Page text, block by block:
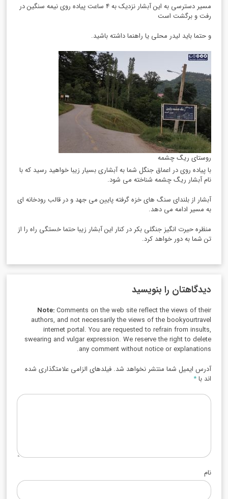
مسیر دسترسی به این آبشار نزدیک به 4 ساعت پیاده روی نیمه سنگین در
رفت و برگشت است
و حتما باید لیدر محلی یا راهنما داشته باشید.
روستای ریگ چشمه
با پیاده روی در اعماق جنگل شما به آبشاری بسیار زیبا خواهید رسید که با
نام آبشار ریگ چشمه شناخته می شود.
آبشار از بلندای سنگ های خزه گرفته پایین می جهد و در قالب رودخانه ای
به مسیر ادامه می دهد.
منظره حیرت انگیز جنگلی بکر در کنار این آبشار زیبا حتما خستگی راه را از
تن شما به دور خواهد کرد.
دیدگاهتان را بنویسید
Note:Comments on the web site reflect the views of their
authors, and not necessarily the views of the bookyourtravel
internet portal. You are requested to refrain from insults,
swearing and vulgar expression. We reserve the right to delete
any comment without notice or explanations.
آدرس ایمیل شما منتشر نخواهد شد. فیلدهای الزامی علامتگذاری شده
اند با*
نام